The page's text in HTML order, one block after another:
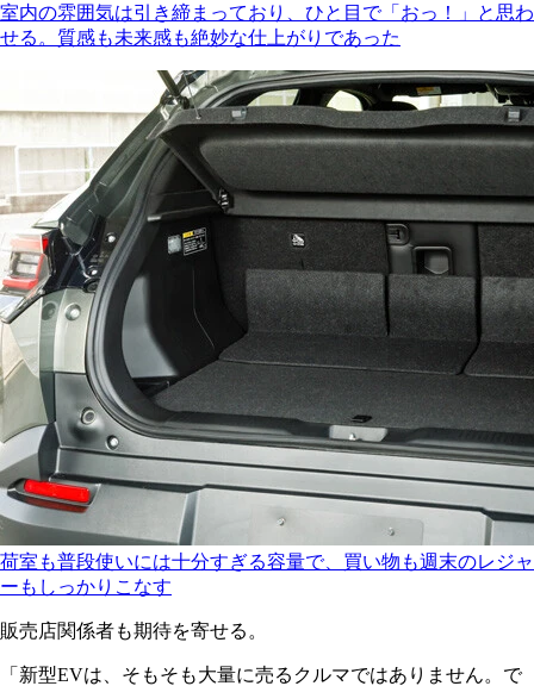
室内の雰囲気は引き締まっており、ひと目で「おっ！」と思わ
せる。質感も未来感も絶妙な仕上がりであった
荷室も普段使いには十分すぎる容量で、買い物も週末のレジャ
ーもしっかりこなす
販売店関係者も期待を寄せる。
「新型EVは、そもそも大量に売るクルマではありません。で